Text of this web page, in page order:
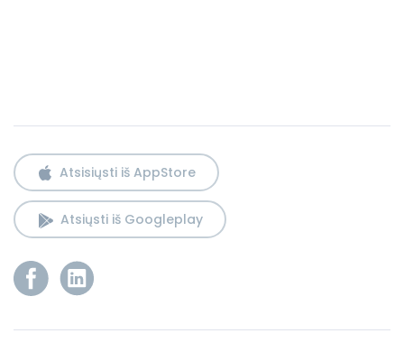
Atsisiųsti iš AppStore
Atsiųsti iš Googleplay